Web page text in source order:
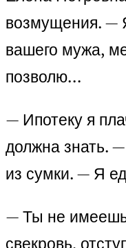
возмущения. —
вашего мужа,
позволю…
— Ипотеку я
должна знать.
из сумки. — Я
— Ты не
свекровь,